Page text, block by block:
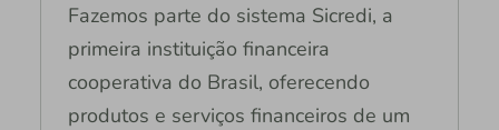
Fazemos parte do sistema Sicredi, a
primeira instituição financeira
cooperativa do Brasil, oferecendo
produtos e serviços financeiros de um